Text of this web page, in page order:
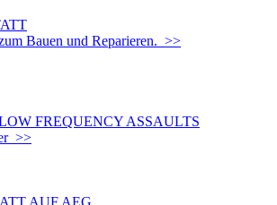
Bauen und Reparieren. >>
FREQUENCY ASSAULTS
>>
AUF AEG